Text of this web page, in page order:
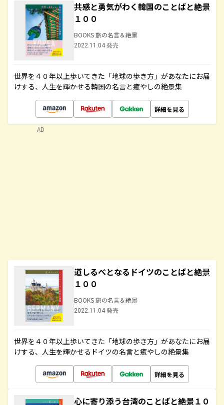
共感と勇気がわく韓国のことばと絶景
１００
BOOKS 旅の名言＆絶景
2022.11.04 発売
世界を４０年以上歩いてきた「地球の歩き方」があなたにお届
けする、人生を輝かせる韓国の名言と癒やしの絶景集
詳細を見る
道しるべとなるドイツのことばと絶景
１００
BOOKS 旅の名言＆絶景
2022.11.04 発売
世界を４０年以上歩いてきた「地球の歩き方」があなたにお届
けする、人生を輝かせるドイツの名言と癒やしの絶景集
詳細を見る
心に寄り添う台湾のことばと絶景１０
AD